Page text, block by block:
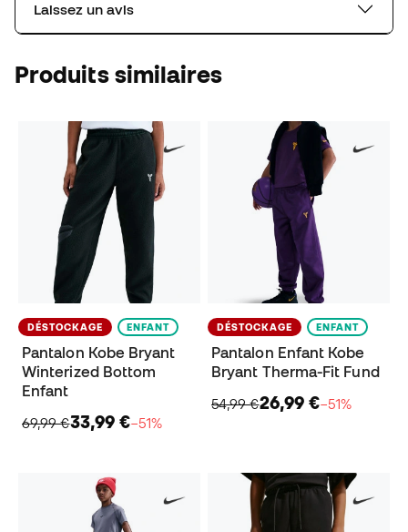
Laissez un avis
Produits similaires
DÉSTOCKAGE ENFANT
Pantalon Kobe Bryant
Winterized Bottom
Enfant
69,99 €33,99 €−51%
DÉSTOCKAGE ENFANT
Pantalon Enfant Kobe
Bryant Therma-Fit Fund
54,99 €26,99 €−51%